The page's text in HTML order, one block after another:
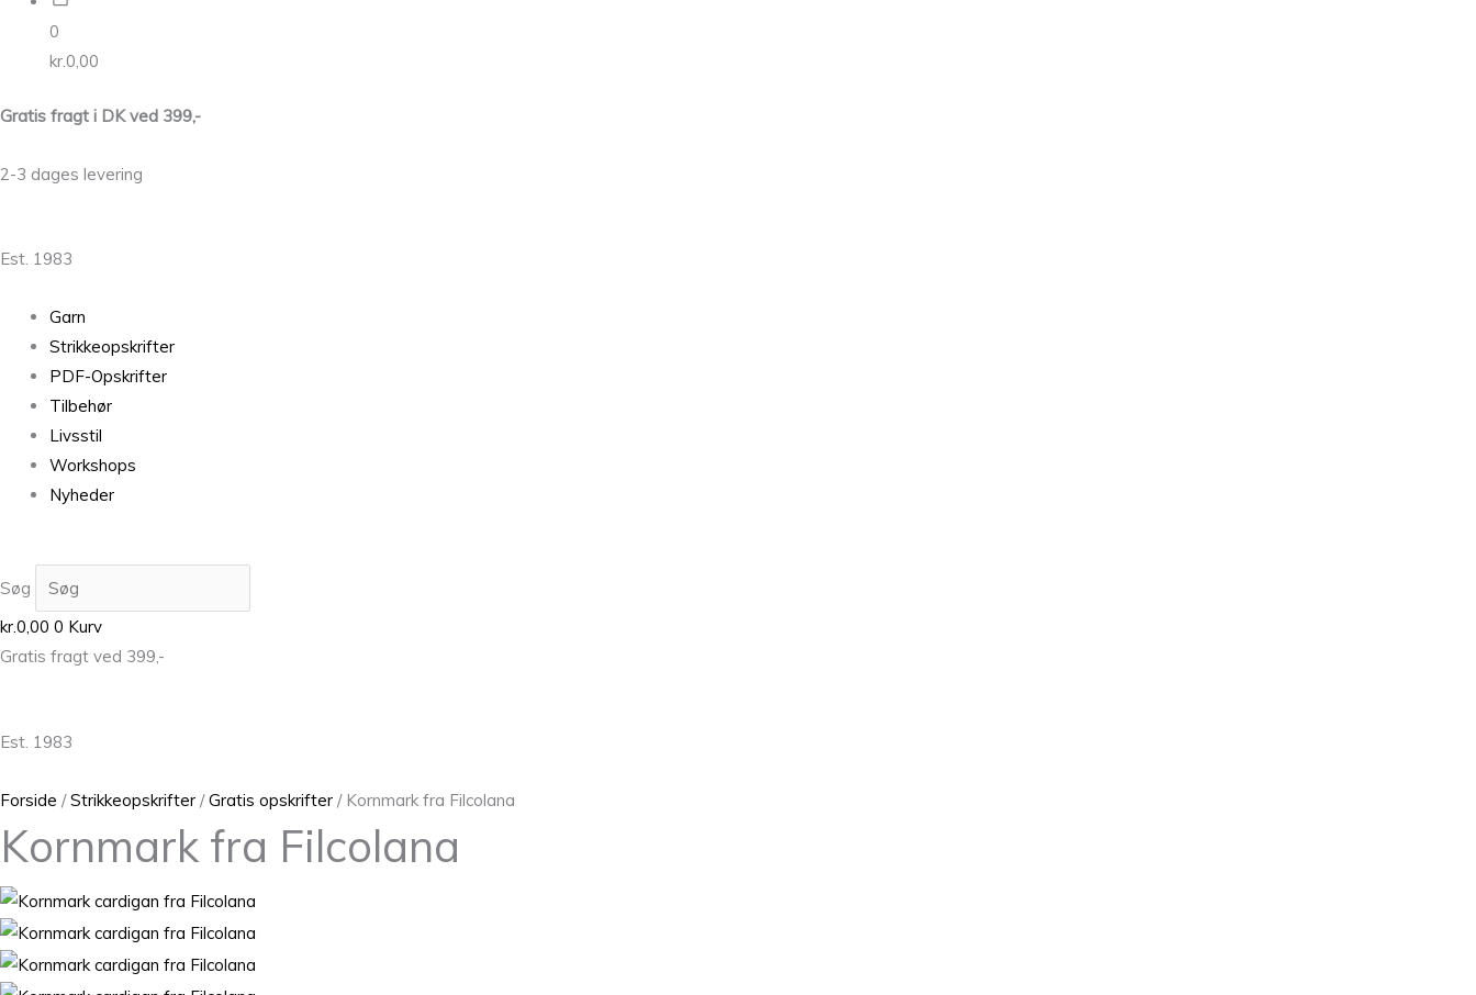
0
kr.0,00
Gratis fragt i DK ved 399,-
2-3 dages levering
Est. 1983
Garn
Strikkeopskrifter
PDF-Opskrifter
Tilbehør
Livsstil
Workshops
Nyheder
Søg
kr.0,00 0 Kurv
Gratis fragt ved 399,-
Est. 1983
Forside /Strikkeopskrifter /Gratis opskrifter / Kornmark fra Filcolana
Kornmark fra Filcolana